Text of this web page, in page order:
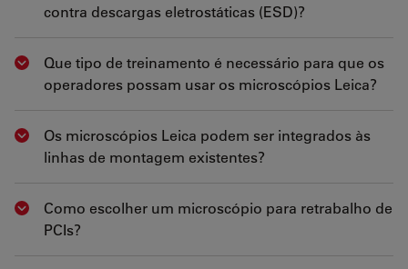
contra descargas eletrostáticas (ESD)?
Show answer
Que tipo de treinamento é necessário para que os
operadores possam usar os microscópios Leica?
Show answer
Os microscópios Leica podem ser integrados às
linhas de montagem existentes?
Show answer
Como escolher um microscópio para retrabalho de
PCIs?